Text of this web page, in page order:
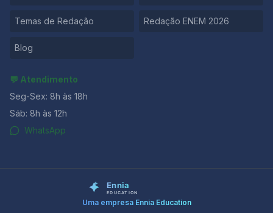
Temas de Redação Redação ENEM 2026
Blog
💬 Atendimento
Seg-Sex: 8h às 18h
Sáb: 8h às 12h
WhatsApp
Uma empresa Ennia Education